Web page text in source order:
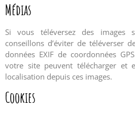
Médias
Si vous téléversez des
conseillons d’éviter de téléverser
données EXIF de coordonnées
votre site peuvent télécharger et
localisation depuis ces images.
Cookies